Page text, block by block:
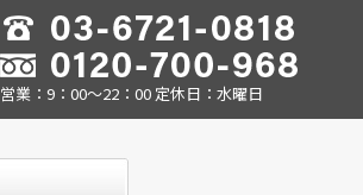
営業：9：00～22：00 定休日：水曜日